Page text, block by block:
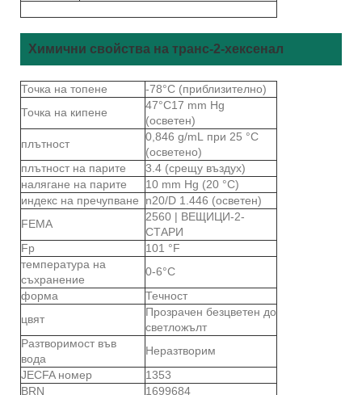
Химични свойства на транс-2-хексенал
Точка на топене
-78°C (приблизително)
Точка на кипене
47°C17 mm Hg
(осветен)
плътност
0,846 g/mL при 25 °C
(осветено)
плътност на парите
3.4 (срещу въздух)
налягане на парите
10 mm Hg (20 °C)
индекс на пречупване
n20/D 1.446 (осветен)
FEMA
2560 | ВЕЩИЦИ-2-
СТАРИ
Fp
101 °F
температура на
съхранение
0-6°C
форма
Течност
цвят
Прозрачен безцветен до
светложълт
Разтворимост във
вода
Неразтворим
JECFA номер
1353
BRN
1699684